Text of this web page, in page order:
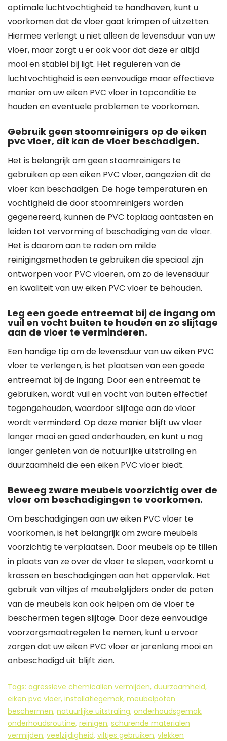
optimale luchtvochtigheid te handhaven, kunt u
voorkomen dat de vloer gaat krimpen of uitzetten.
Hiermee verlengt u niet alleen de levensduur van uw
vloer, maar zorgt u er ook voor dat deze er altijd
mooi en stabiel bij ligt. Het reguleren van de
luchtvochtigheid is een eenvoudige maar effectieve
manier om uw eiken PVC vloer in topconditie te
houden en eventuele problemen te voorkomen.
Gebruik geen stoomreinigers op de eiken
pvc vloer, dit kan de vloer beschadigen.
Het is belangrijk om geen stoomreinigers te
gebruiken op een eiken PVC vloer, aangezien dit de
vloer kan beschadigen. De hoge temperaturen en
vochtigheid die door stoomreinigers worden
gegenereerd, kunnen de PVC toplaag aantasten en
leiden tot vervorming of beschadiging van de vloer.
Het is daarom aan te raden om milde
reinigingsmethoden te gebruiken die speciaal zijn
ontworpen voor PVC vloeren, om zo de levensduur
en kwaliteit van uw eiken PVC vloer te behouden.
Leg een goede entreemat bij de ingang om
vuil en vocht buiten te houden en zo slijtage
aan de vloer te verminderen.
Een handige tip om de levensduur van uw eiken PVC
vloer te verlengen, is het plaatsen van een goede
entreemat bij de ingang. Door een entreemat te
gebruiken, wordt vuil en vocht van buiten effectief
tegengehouden, waardoor slijtage aan de vloer
wordt verminderd. Op deze manier blijft uw vloer
langer mooi en goed onderhouden, en kunt u nog
langer genieten van de natuurlijke uitstraling en
duurzaamheid die een eiken PVC vloer biedt.
Beweeg zware meubels voorzichtig over de
vloer om beschadigingen te voorkomen.
Om beschadigingen aan uw eiken PVC vloer te
voorkomen, is het belangrijk om zware meubels
voorzichtig te verplaatsen. Door meubels op te tillen
in plaats van ze over de vloer te slepen, voorkomt u
krassen en beschadigingen aan het oppervlak. Het
gebruik van viltjes of meubelglijders onder de poten
van de meubels kan ook helpen om de vloer te
beschermen tegen slijtage. Door deze eenvoudige
voorzorgsmaatregelen te nemen, kunt u ervoor
zorgen dat uw eiken PVC vloer er jarenlang mooi en
onbeschadigd uit blijft zien.
Tags: agressieve chemicaliën vermijden, duurzaamheid,
eiken pvc vloer, installatiegemak, meubelpoten
beschermen, natuurlijke uitstraling, onderhoudsgemak,
onderhoudsroutine, reinigen, schurende materialen
vermijden, veelzijdigheid, viltjes gebruiken, vlekken